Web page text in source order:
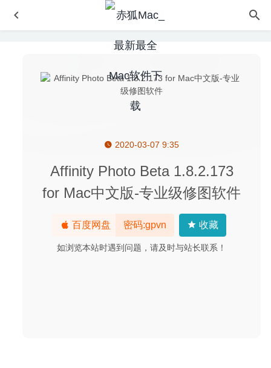
2020-03-07 9:35
Affinity Photo Beta 1.8.2.173
for Mac中文版-专业级修图软件
百度网盘 密码:gpvn 收藏
如浏览本站时遇到问题，请及时与站长联系！
iTrash 5.3.3 – 简单易用的应用程序卸载工具
Reader 6.3-快速且简约的 PDF 阅读器 2024-07-31
导出工具 2020-03-11
TeoreX Inpaint 11.0.2 中文版 – 简单实用的图片去水印软件
Sidify Apple Music Converter 3.8.1 中文版 – 优秀的iTunes